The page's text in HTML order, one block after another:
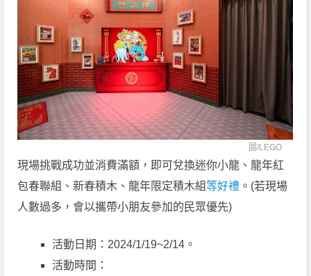
圖/LEGO
現場挑戰成功並消費滿額，即可兌換迷你小龍、龍年紅
包春聯組、新春積木、龍年限定積木組等好禮 。(若現場
人數過多，會以攜帶小朋友參加的民眾優先)
活動日期：2024/1/19~2/14。
活動時間：